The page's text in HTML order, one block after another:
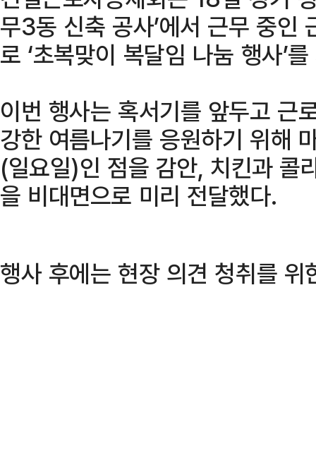
무3동 신축 공사’에서 근무 중
로 ‘초복맞이 복달임 나눔 행사’
이번 행사는 혹서기를 앞두고 근
강한 여름나기를 응원하기 위해
(일요일)인 점을 감안, 치킨과 콜
을 비대면으로 미리 전달했다.
행사 후에는 현장 의견 청취를